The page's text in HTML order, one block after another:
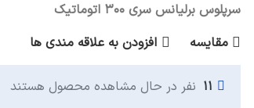
ریول دسته دنده
اهرم ترمز دستی
سرپلوس برلیانس سری ۳۰۰ اتوماتیک
مقایسه
افزودن به علاقه مندی ها
۱۱ نفر در حال مشاهده محصول هستند